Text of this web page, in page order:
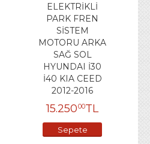
ELEKTRİKLİ
PARK FREN
SİSTEM
MOTORU ARKA
SAĞ SOL
HYUNDAI İ30
İ40 KIA CEED
2012-2016
15.25000TL
Sepete